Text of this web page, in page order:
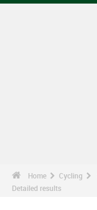
Home Cycling
Detailed results